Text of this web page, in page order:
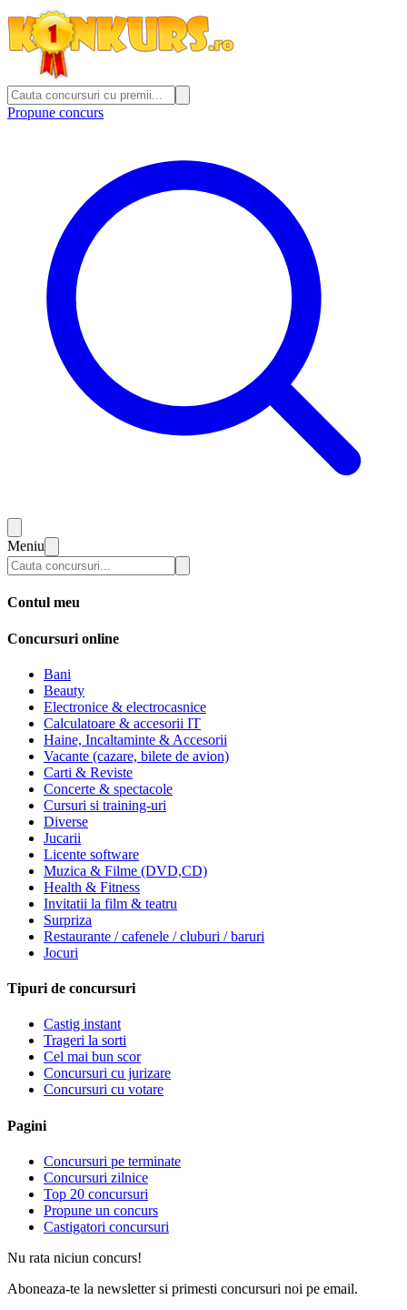
Propune concurs
Meniu
Contul meu
Concursuri online
Bani
Beauty
Electronice & electrocasnice
Calculatoare & accesorii IT
Haine, Incaltaminte & Accesorii
Vacante (cazare, bilete de avion)
Carti & Reviste
Concerte & spectacole
Cursuri si training-uri
Diverse
Jucarii
Licente software
Muzica & Filme (DVD,CD)
Health & Fitness
Invitatii la film & teatru
Surpriza
Restaurante / cafenele / cluburi / baruri
Jocuri
Tipuri de concursuri
Castig instant
Trageri la sorti
Cel mai bun scor
Concursuri cu jurizare
Concursuri cu votare
Pagini
Concursuri pe terminate
Concursuri zilnice
Top 20 concursuri
Propune un concurs
Castigatori concursuri
Nu rata niciun concurs!
Aboneaza-te la newsletter si primesti concursuri noi pe email.